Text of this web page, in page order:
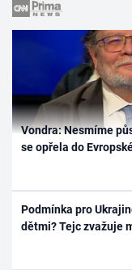
Vondra: Nesmíme
se opřela do
Podmínka pro
dětmi? Tejc zvažuje